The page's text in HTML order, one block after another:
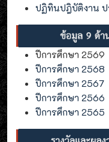
ปฏิทินปฎิบัติงาน
ปีการศึกษา 2569
ปีการศึกษา 2568
ปีการศึกษา 2567
ปีการศึกษา 2566
ปีการศึกษา 2565